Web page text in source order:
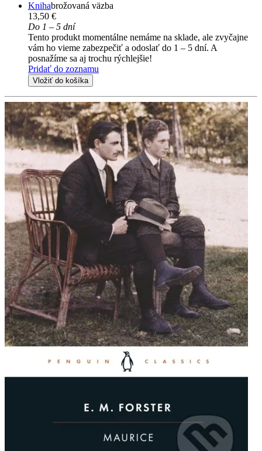
Knihabrožovaná väzba
13,50 €
Do 1 – 5 dní
Tento produkt momentálne nemáme na sklade, ale zvyčajne
vám ho vieme zabezpečiť a odoslať do 1 – 5 dní. A
posnažíme sa aj trochu rýchlejšie!
Pridať do zoznamu
Vložiť do košíka